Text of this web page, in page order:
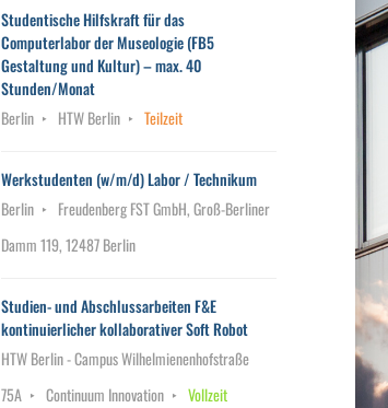
Studentische Hilfskraft für das
Computerlabor der Museologie (FB5
Gestaltung und Kultur) – max. 40
Stunden/Monat
Berlin
HTW Berlin Teilzeit
Werkstudenten (w/m/d) Labor / Technikum
Berlin
Freudenberg FST GmbH, Groß-Berliner
Damm 119, 12487 Berlin
Studien- und Abschlussarbeiten F&E
kontinuierlicher kollaborativer Soft Robot
HTW Berlin - Campus Wilhelmienenhofstraße
75A
Continuum Innovation Vollzeit